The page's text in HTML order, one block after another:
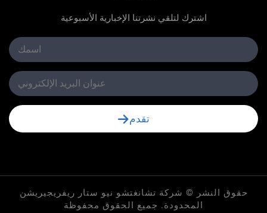
اشترك لتلقي نشرتنا الإخبارية الأسبوعية
© شركة تشانغتشو نيو ستار ريفريجيريشن
المحدودة. جميع الحقوق محفوظة